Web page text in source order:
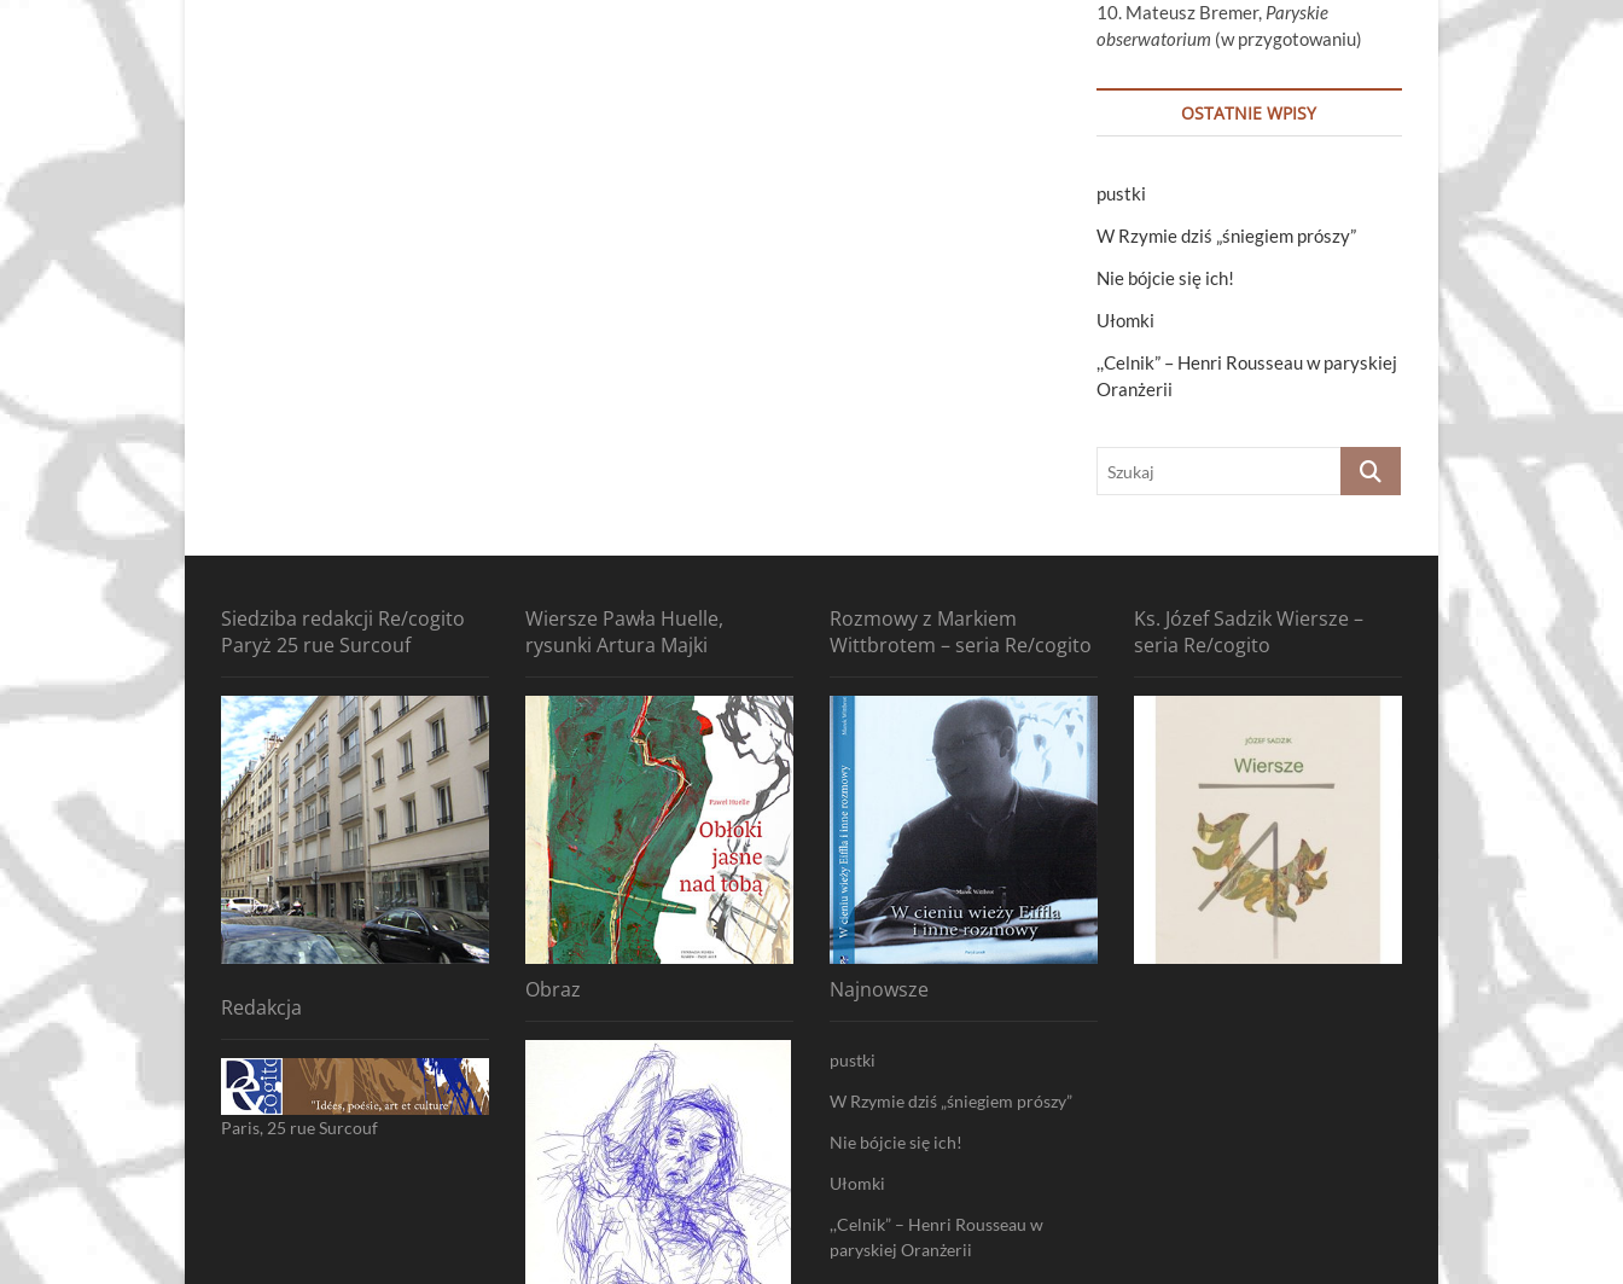
10. Mateusz Bremer, Paryskie
obserwatorium (w przygotowaniu)
OSTATNIE WPISY
pustki
W Rzymie dziś „śniegiem prószy”
Nie bójcie się ich!
Ułomki
,,Celnik” – Henri Rousseau w paryskiej
Oranżerii
Szukaj
Siedziba redakcji Re/cogito
Paryż 25 rue Surcouf
Redakcja
Paris, 25 rue Surcouf
Wiersze Pawła Huelle,
rysunki Artura Majki
Obraz
Rozmowy z Markiem
Wittbrotem – seria Re/cogito
Najnowsze
pustki
W Rzymie dziś „śniegiem prószy”
Nie bójcie się ich!
Ułomki
,,Celnik” – Henri Rousseau w
paryskiej Oranżerii
Ks. Józef Sadzik Wiersze –
seria Re/cogito